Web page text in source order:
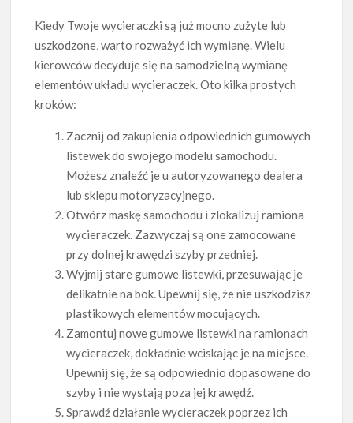
Kiedy Twoje wycieraczki są już mocno zużyte lub
uszkodzone, warto rozważyć ich wymianę. Wielu
kierowców decyduje się na samodzielną wymianę
elementów układu wycieraczek. Oto kilka prostych
kroków:
Zacznij od zakupienia odpowiednich gumowych
listewek do swojego modelu samochodu.
Możesz znaleźć je u autoryzowanego dealera
lub sklepu motoryzacyjnego.
Otwórz maskę samochodu i zlokalizuj ramiona
wycieraczek. Zazwyczaj są one zamocowane
przy dolnej krawędzi szyby przedniej.
Wyjmij stare gumowe listewki, przesuwając je
delikatnie na bok. Upewnij się, że nie uszkodzisz
plastikowych elementów mocujących.
Zamontuj nowe gumowe listewki na ramionach
wycieraczek, dokładnie wciskając je na miejsce.
Upewnij się, że są odpowiednio dopasowane do
szyby i nie wystają poza jej krawędź.
Sprawdź działanie wycieraczek poprzez ich